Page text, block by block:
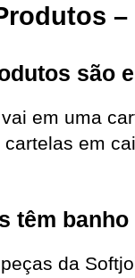
são
em uma
em
têm
da